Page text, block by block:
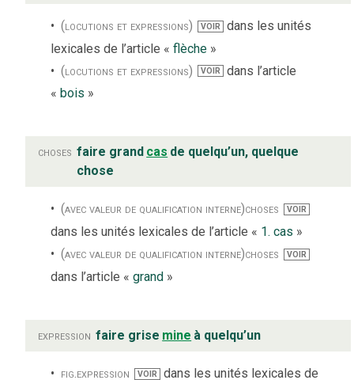
(locutions et expressions) VOIR dans les unités
lexicales de l’article « flèche »
(locutions et expressions)
VOIR
dans l’article
« bois »
choses faire grand cas de quelqu’un, quelque
chose
(avec valeur de qualification interne)choses VOIR
dans les unités lexicales de l’article « 1. cas »
(avec valeur de qualification interne)choses VOIR
dans l’article « grand »
expression faire grise mine à quelqu’un
fig.expression VOIR dans les unités lexicales de